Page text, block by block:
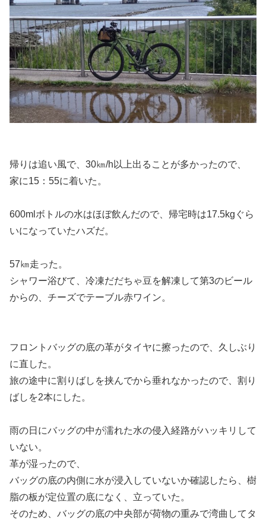
帰りは追い風で、30㎞/h以上出ることが多かったので、
家に15：55に着いた。
600mlボトルの水はほぼ飲んだので、帰宅時は17.5kgぐら
いになっていたハズだ。
57㎞走った。
シャワー浴びて、冷凍だだちゃ豆を解凍して第3のビール
からの、チーズでテーブル赤ワイン。
フロントバッグの底の革がタイヤに擦ったので、久しぶり
に直した。
旅の途中に割りばしを挟んでから垂れなかったので、割り
ばしを2本にした。
雨の日にバッグの中が濡れた水の侵入経路がハッキリして
いない。
革が湿ったので、
バッグの底の内側に水が浸入していないか確認したら、樹
脂の板が定位置の底になく、立っていた。
そのため、バッグの底の中央部が荷物の重みで湾曲してタ